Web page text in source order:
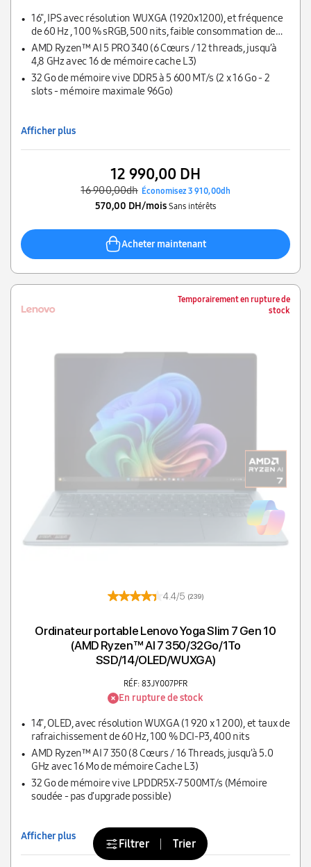
16", IPS avec résolution WUXGA (1920x1200), et fréquence
de 60 Hz , 100 % sRGB, 500 nits, faible consommation de
lumière bleue (UL), certification Eyesafe® 2.0
AMD Ryzen™ AI 5 PRO 340 (6 Cœurs / 12 threads, jusqu’à
4,8 GHz avec 16 de mémoire cache L3)
32 Go de mémoire vive DDR5 à 5 600 MT/s (2 x 16 Go - 2
slots - mémoire maximale 96Go)
Afficher plus
12 990,00 DH
16 900,00dh Économisez 3 910,00dh
570,00 DH/mois Sans intérêts
Acheter maintenant
Temporairement en rupture de
stock
4.4/5 (239)
Ordinateur portable Lenovo Yoga Slim 7 Gen 10
(AMD Ryzen™ AI 7 350/32Go/1To
SSD/14/OLED/WUXGA)
RÉF: 83JY007PFR
En rupture de stock
14", OLED, avec résolution WUXGA (1 920 x 1 200), et taux de
rafraichissement de 60 Hz, 100 % DCI-P3, 400 nits
AMD Ryzen™ AI 7 350 (8 Cœurs / 16 Threads, jusqu’à 5.0
GHz avec 16 Mo de mémoire Cache L3)
32 Go de mémoire vive LPDDR5X-7 500MT/s (Mémoire
soudée - pas d'upgrade possible)
Afficher plus
Filtrer Trier